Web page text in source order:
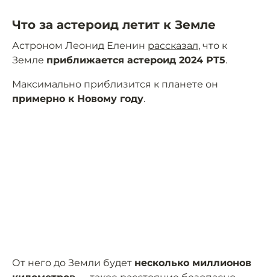
Что за астероид летит к Земле
Астроном Леонид Еленин рассказал, что к
Земле приближается астероид 2024 PT5.
Максимально приблизится к планете он
примерно к Новому году.
От него до Земли будет несколько миллионов